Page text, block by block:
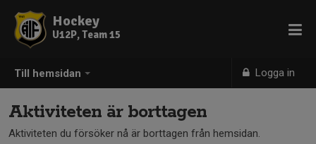
Till hemsidan Logga in
Hockey
U12P, Team 15
Aktiviteten är borttagen
Aktiviteten du försöker nå är borttagen från hemsidan.